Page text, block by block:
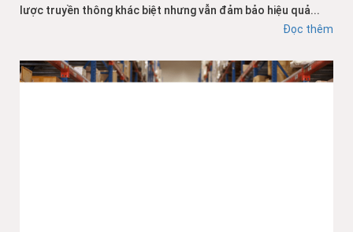
lược truyền thông khác biệt nhưng vẫn đảm bảo hiệu quả...
Đọc thêm